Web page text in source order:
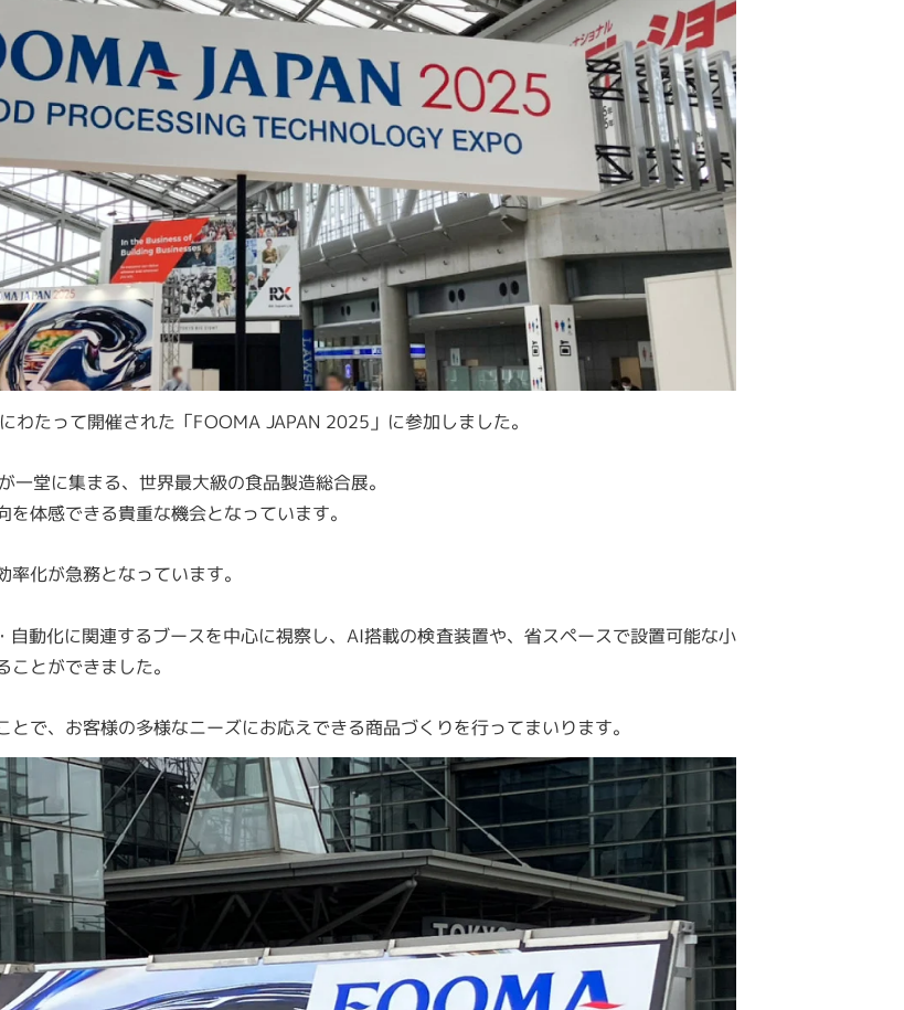
たって開催された「FOOMA JAPAN 2025」に参加しました。
堂に集まる、世界最大級の食品製造総合展。
体感できる貴重な機会となっています。
化が急務となっています。
動化に関連するブースを中心に視察し、AI搭載の検査装置や、省スペースで設置可能な小
とができました。
で、お客様の多様なニーズにお応えできる商品づくりを行ってまいります。